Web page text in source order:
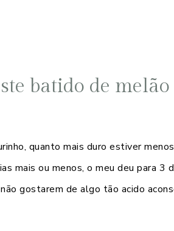
batido de
quanto mais duro estiver
mais ou menos, o meu deu para 3
gostarem de algo tão acido